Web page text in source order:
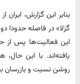
گزلا» در فاصله حدودا
این فعالیت‌ها پس از
یافته‌اند. با این
روشن نسیت و بازرسان